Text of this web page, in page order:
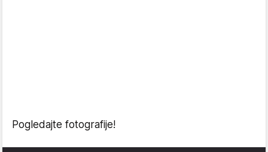
Pogledajte fotografije!